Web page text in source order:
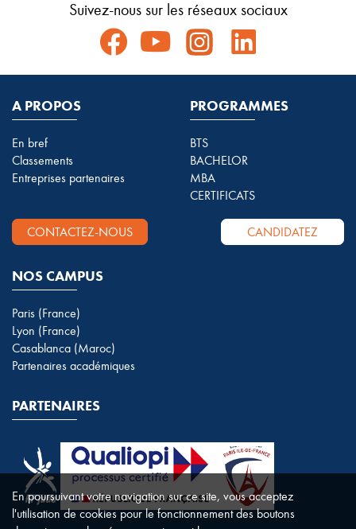
Suivez-nous sur les réseaux sociaux
A PROPOS
En bref
Classements
Entreprises partenaires
PROGRAMMES
BTS
BACHELOR
MBA
CERTIFICATS
CONTACTEZ-NOUS CANDIDATEZ
NOS CAMPUS
Paris (France)
Lyon (France)
Casablanca (Maroc)
Partenaires académiques
PARTENAIRES
En poursuivant votre navigation sur ce site, vous acceptez
l'utilisation de cookies pour le fonctionnement des boutons